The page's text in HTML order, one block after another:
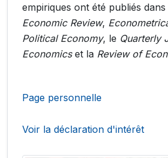
empiriques ont été publiés dans
Economic Review,
Political Economy, le Quarterly
Economicset la Review of
Page personnelle
Voir la déclaration d'intérêt